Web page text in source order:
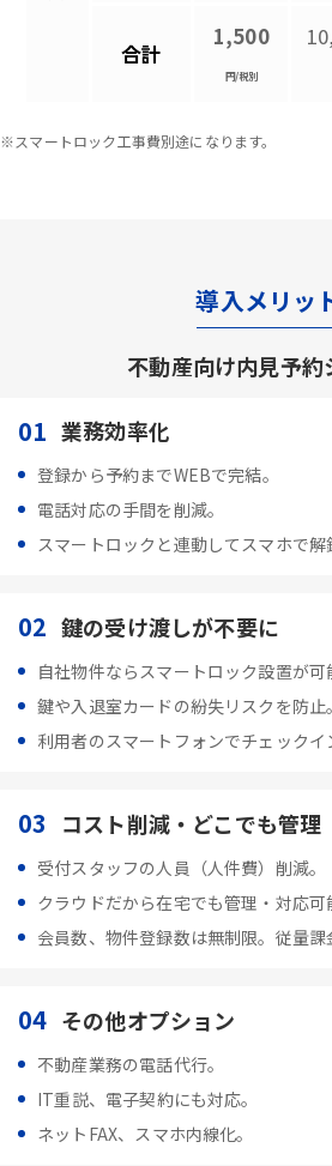
合計
1,500
円/税別
※スマートロック工事費別途になります。
導入メリッ
不動産向け内見予約
01 業務効率化
登録から予約までWEBで完結。
電話対応の手間を削減。
スマートロックと連動してスマホで解
02 鍵の受け渡しが不要に
自社物件ならスマートロック設置が可
鍵や入退室カードの紛失リスクを防止。
利用者のスマートフォンでチェックイ
03 コスト削減・どこでも管理
受付スタッフの人員（人件費）削減。
クラウドだから在宅でも管理・対応可
会員数、物件登録数は無制限。従量課
04 その他オプション
不動産業務の電話代行。
IT重説、電子契約にも対応。
ネットFAX、スマホ内線化。